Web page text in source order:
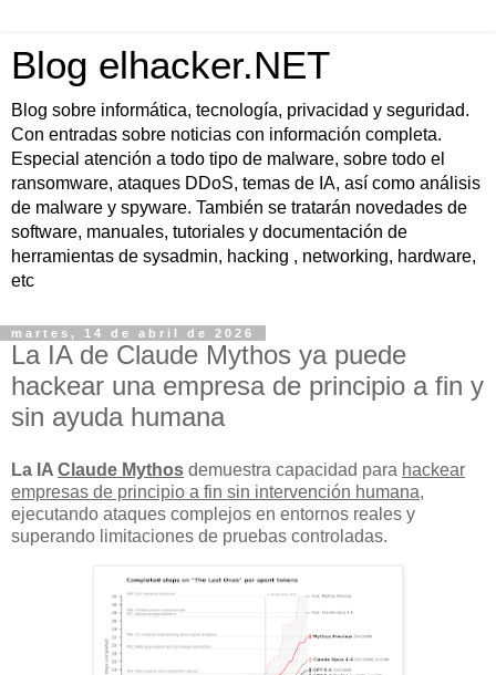
Blog elhacker.NET
Blog sobre informática, tecnología, privacidad y seguridad.
Con entradas sobre noticias con información completa.
Especial atención a todo tipo de malware, sobre todo el
ransomware, ataques DDoS, temas de IA, así como análisis
de malware y spyware. También se tratarán novedades de
software, manuales, tutoriales y documentación de
herramientas de sysadmin, hacking , networking, hardware,
etc
martes, 14 de abril de 2026
La IA de Claude Mythos ya puede
hackear una empresa de principio a fin y
sin ayuda humana
La IA Claude Mythos demuestra capacidad para hackear
empresas de principio a fin sin intervención humana,
ejecutando ataques complejos en entornos reales y
superando limitaciones de pruebas controladas.